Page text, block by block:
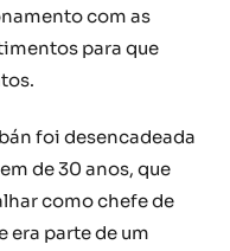
com as
para que
foi desencadeada
de 30 anos, que
como chefe de
era parte de um